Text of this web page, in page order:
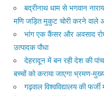
बद्रीनाथ धाम से भगवान
मणि जड़ित मुकुट चोरी करने वाले
भांग एक कैंसर और अवसाद
उत्पादक पौधा
देहरादून में बन रही देश की
बच्चों को कराया जाएगा भ्रमण-
गढ़वाल विश्वविद्यालय की